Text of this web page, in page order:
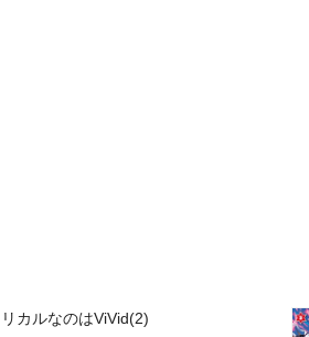
カルなのはViVid(2)